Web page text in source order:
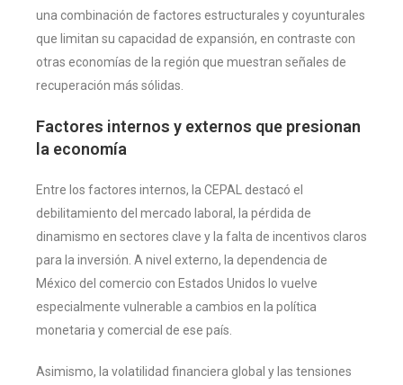
una combinación de factores estructurales y coyunturales
que limitan su capacidad de expansión, en contraste con
otras economías de la región que muestran señales de
recuperación más sólidas.
Factores internos y externos que presionan
la economía
Entre los factores internos, la CEPAL destacó el
debilitamiento del mercado laboral, la pérdida de
dinamismo en sectores clave y la falta de incentivos claros
para la inversión. A nivel externo, la dependencia de
México del comercio con Estados Unidos lo vuelve
especialmente vulnerable a cambios en la política
monetaria y comercial de ese país.
Asimismo, la volatilidad financiera global y las tensiones